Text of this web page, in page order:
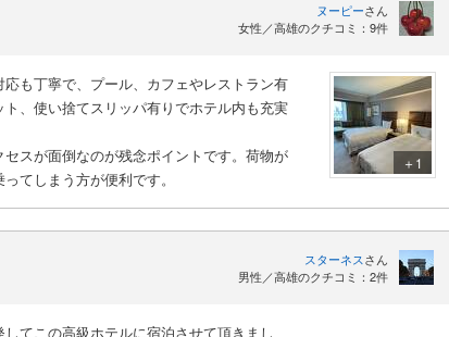
ヌーピーさん
女性／高雄のクチコミ：9件
も丁寧で、プール、カフェやレストラン有
、使い捨てスリッパ有りでホテル内も充実
スが面倒なのが残念ポイントです。荷物が
てしまう方が便利です。
＋1
スターネスさん
男性／高雄のクチコミ：2件
てこの高級ホテルに宿泊させて頂きまし